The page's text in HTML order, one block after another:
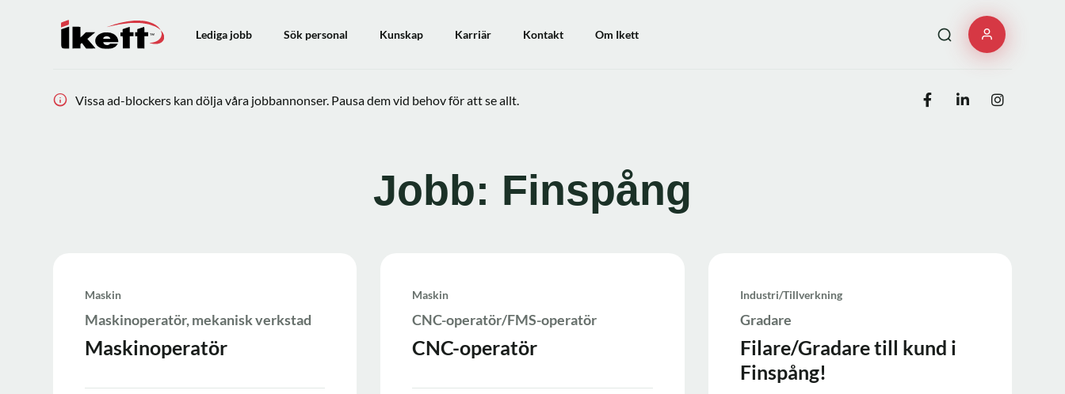
Lediga jobb Sök personal Kunskap Karriär Kontakt Om Ikett
Vissa ad-blockers kan dölja våra jobbannonser. Pausa dem vid behov för att se allt.
Jobb: Finspång
Maskin
Maskinoperatör, mekanisk verkstad
Maskinoperatör
Maskin
CNC-operatör/FMS-operatör
CNC-operatör
Industri/tillverkning
Gradare
Filare/Gradare till kund i
Finspång!